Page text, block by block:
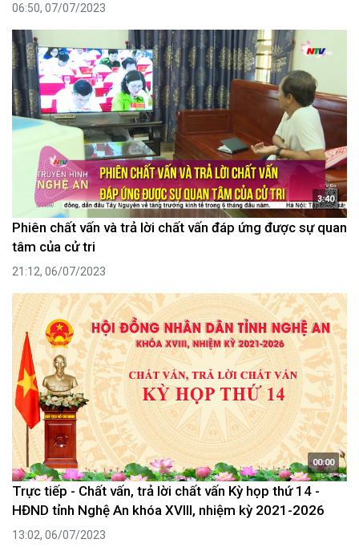
06:50, 07/07/2023
3:40
Phiên chất vấn và trả lời chất vấn đáp ứng được sự quan
tâm của cử tri
21:12, 06/07/2023
00:00
Trực tiếp - Chất vấn, trả lời chất vấn Kỳ họp thứ 14 -
HĐND tỉnh Nghệ An khóa XVIII, nhiệm kỳ 2021-2026
13:02, 06/07/2023